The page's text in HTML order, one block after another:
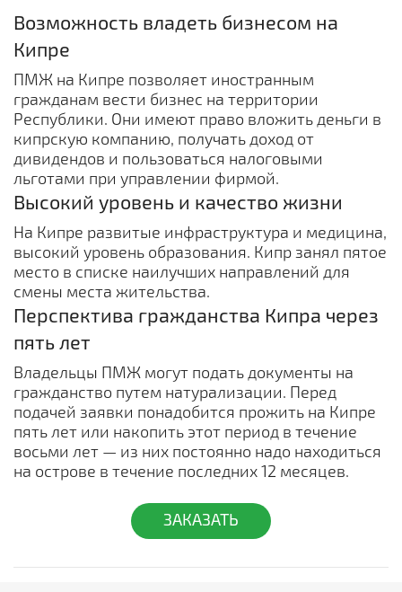
Возможность владеть бизнесом на
Кипре
ПМЖ на Кипре позволяет иностранным
гражданам вести бизнес на территории
Республики. Они имеют право вложить деньги в
кипрскую компанию, получать доход от
дивидендов и пользоваться налоговыми
льготами при управлении фирмой.
Высокий уровень и качество жизни
На Кипре развитые инфраструктура и медицина,
высокий уровень образования. Кипр занял пятое
место в списке наилучших направлений для
смены места жительства.
Перспектива гражданства Кипра через
пять лет
Владельцы ПМЖ могут подать документы на
гражданство путем натурализации. Перед
подачей заявки понадобится прожить на Кипре
пять лет или накопить этот период в течение
восьми лет — из них постоянно надо находиться
на острове в течение последних 12 месяцев.
ЗАКАЗАТЬ